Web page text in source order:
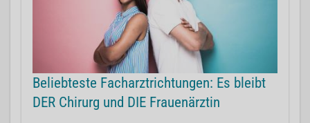
Beliebteste Facharztrichtungen: Es bleibt
DER Chirurg und DIE Frauenärztin